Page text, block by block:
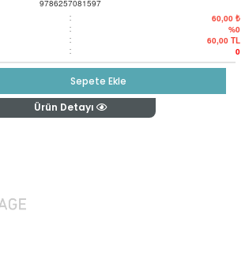
9786257081597
: 60,00 ₺
: %0
: 60,00 TL
: 0
Sepete Ekle
Ürün Detayı